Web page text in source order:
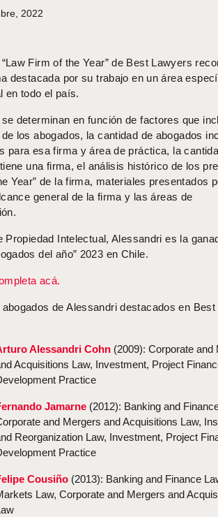
2022
Firm of the Year” de Best Lawyers
destacada por su trabajo en un área
en todo el país.
determinan en función de factores que
los abogados, la cantidad de abogados
para esa firma y área de práctica, la
una firma, el análisis histórico de los
Year” de la firma, materiales presentados
general de la firma y las áreas de
Propiedad Intelectual, Alessandri es la
del año” 2023 en Chile.
acá.
de Alessandri destacados en
Alessandri Cohn (2009): Corporate and
Acquisitions Law, Investment, Project
Practice
Jamarne (2012): Banking and
and Mergers and Acquisitions Law,
Reorganization Law, Investment, Project
Practice
Cousiño (2013): Banking and Finance
Law, Corporate and Mergers and